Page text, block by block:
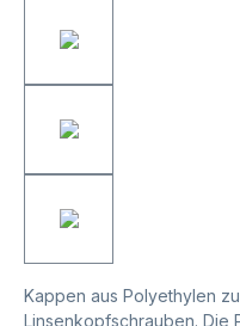
Kappen aus Polyethylen
Linsenkopfschrauben. Die